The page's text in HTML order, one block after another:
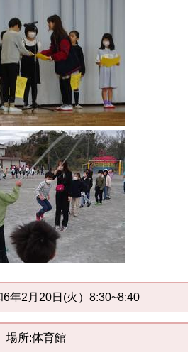
6年2月20日(火）8:30~8:40
場所:体育館